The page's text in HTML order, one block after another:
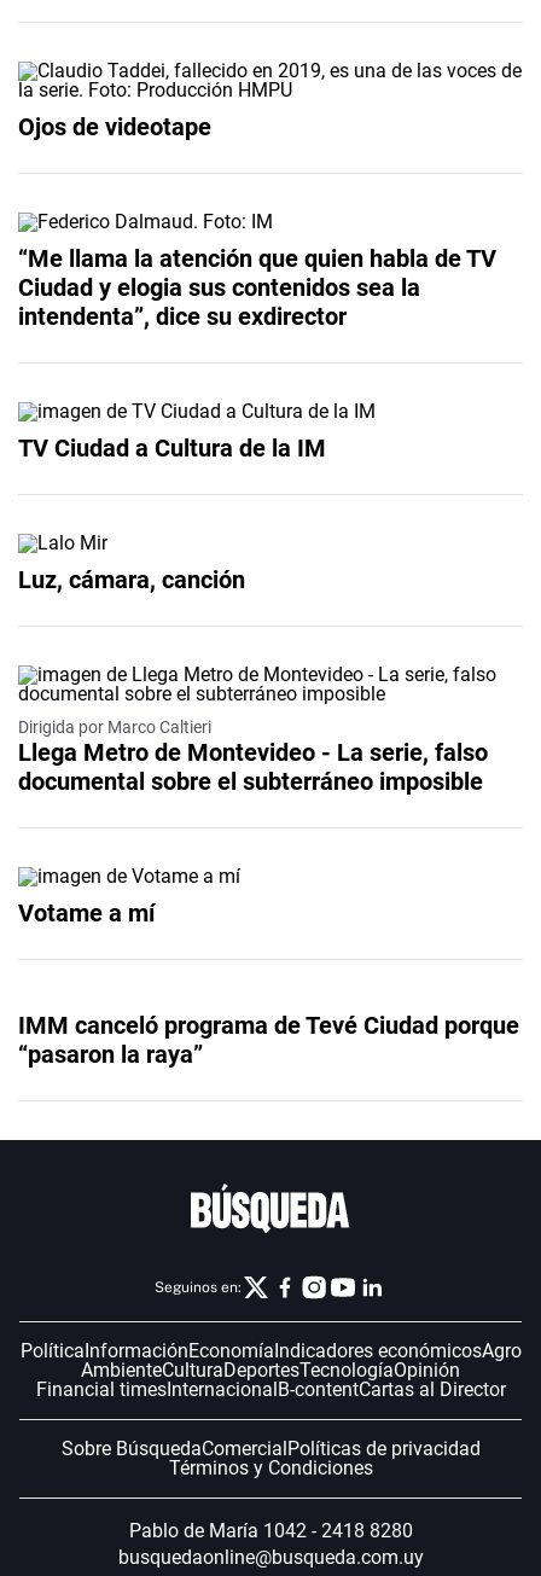
Ojos de videotape
“Me llama la atención que quien habla de TV
Ciudad y elogia sus contenidos sea la
intendenta”, dice su exdirector
TV Ciudad a Cultura de la IM
Luz, cámara, canción
Dirigida por Marco Caltieri
Llega Metro de Montevideo - La serie, falso
documental sobre el subterráneo imposible
Votame a mí
IMM canceló programa de Tevé Ciudad porque
“pasaron la raya”
Seguinos en:
Política InformaciónEconomía Indicadores económicosAgro
AmbienteCulturaDeportesTecnologíaOpinión
Financial timesInternacional B-contentCartas al Director
Sobre BúsquedaComercial Políticas de privacidad
Términos y Condiciones
Pablo de María 1042 - 2418 8280
busquedaonline@busqueda.com.uy